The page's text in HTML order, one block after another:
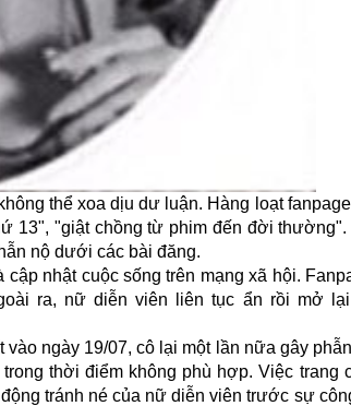
thể xoa dịu dư luận. Hàng loạt
13", "giật chồng từ phim đến đời thường".
nộ dưới các bài đăng.
nhật cuộc sống trên mạng xã hội.
ra, nữ diễn viên liên tục ẩn rồi mở
ngày 19/07, cô lại một lần nữa gây
thời điểm không phù hợp. Việc trang
tránh né của nữ diễn viên trước sự